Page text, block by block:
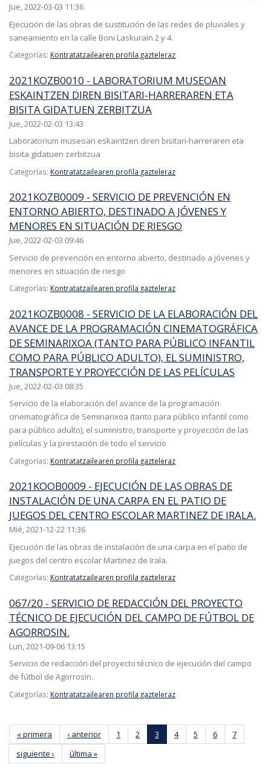
Jue, 2022-03-03 11:36
Ejecución de las obras de sustitución de las redes de pluviales y
saneamiento en la calle Boni Laskurain 2 y 4.
Categorías: Kontratatzailearen profila gazteleraz
2021KOZB0010 - LABORATORIUM MUSEOAN
ESKAINTZEN DIREN BISITARI-HARRERAREN ETA
BISITA GIDATUEN ZERBITZUA
Jue, 2022-02-03 13:43
Laboratorium museoan eskaintzen diren bisitari-harreraren eta
bisita gidatuen zerbitzua
Categorías: Kontratatzailearen profila gazteleraz
2021KOZB0009 - SERVICIO DE PREVENCIÓN EN
ENTORNO ABIERTO, DESTINADO A JÓVENES Y
MENORES EN SITUACIÓN DE RIESGO
Jue, 2022-02-03 09:46
Servicio de prevención en entorno abierto, destinado a jóvenes y
menores en situación de riesgo
Categorías: Kontratatzailearen profila gazteleraz
2021KOZB0008 - SERVICIO DE LA ELABORACIÓN DEL
AVANCE DE LA PROGRAMACIÓN CINEMATOGRÁFICA
DE SEMINARIXOA (TANTO PARA PÚBLICO INFANTIL
COMO PARA PÚBLICO ADULTO), EL SUMINISTRO,
TRANSPORTE Y PROYECCIÓN DE LAS PELÍCULAS
Jue, 2022-02-03 08:35
Servicio de la elaboración del avance de la programación
cinematográfica de Seminarixoa (tanto para público infantil como
para público adulto), el suministro, transporte y proyección de las
películas y la prestación de todo el servicio
Categorías: Kontratatzailearen profila gazteleraz
2021KOOB0009 - EJECUCIÓN DE LAS OBRAS DE
INSTALACIÓN DE UNA CARPA EN EL PATIO DE
JUEGOS DEL CENTRO ESCOLAR MARTINEZ DE IRALA.
Mié, 2021-12-22 11:36
Ejecución de las obras de instalación de una carpa en el patio de
juegos del centro escolar Martinez de Irala.
Categorías: Kontratatzailearen profila gazteleraz
067/20 - SERVICIO DE REDACCIÓN DEL PROYECTO
TÉCNICO DE EJECUCIÓN DEL CAMPO DE FÚTBOL DE
AGORROSIN.
Lun, 2021-09-06 13:15
Servicio de redacción del proyecto técnico de ejecución del campo
de fútbol de Agorrosin.
Categorías: Kontratatzailearen profila gazteleraz
Páginas
« primera ‹ anterior 1 2 3 4 5 6
7
siguiente ›
última »